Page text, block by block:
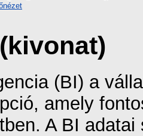
(BI) a
amely
A BI